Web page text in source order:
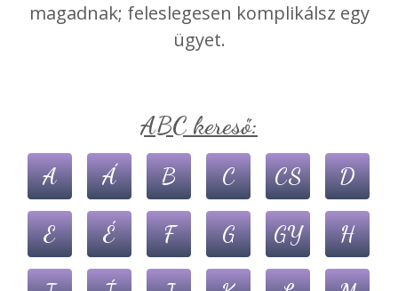
magadnak; feleslegesen komplikálsz egy
ügyet.
ABC kereső:
A Á B C CS D
E É F G GY H